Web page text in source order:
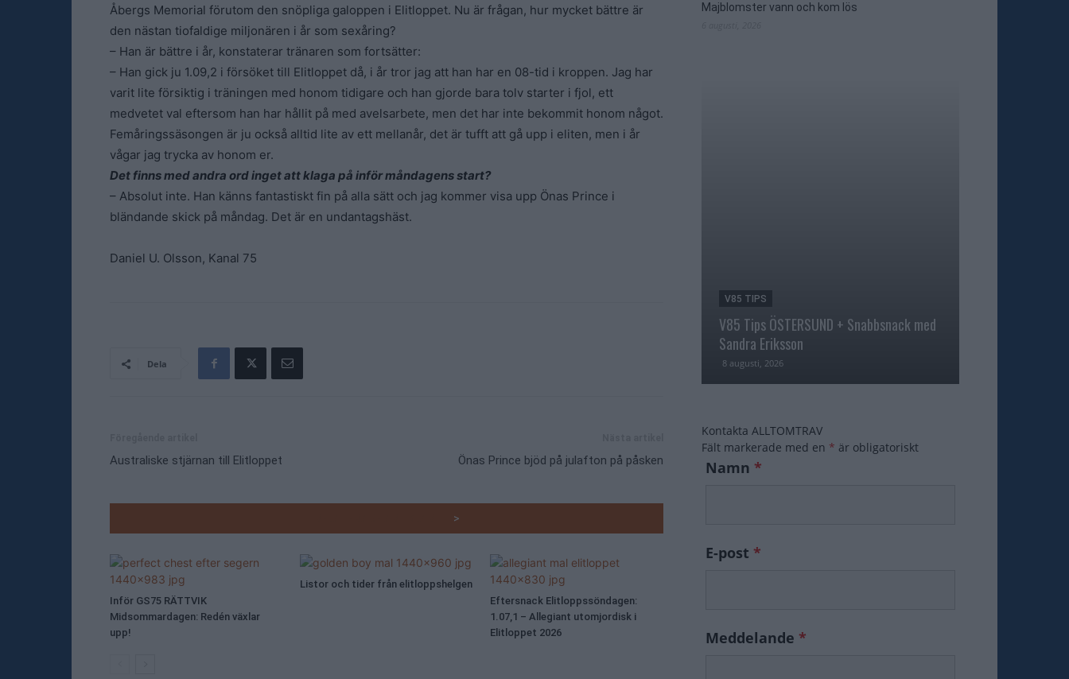
Åbergs Memorial förutom den snöpliga galoppen i Elitloppet. Nu är frågan, hur mycket bättre är
den nästan tiofaldige miljonären i år som sexåring?
– Han är bättre i år, konstaterar tränaren som fortsätter:
– Han gick ju 1.09,2 i försöket till Elitloppet då, i år tror jag att han har en 08-tid i kroppen. Jag har
varit lite försiktig i träningen med honom tidigare och han gjorde bara tolv starter i fjol, ett
medvetet val eftersom han har hållit på med avelsarbete, men det har inte bekommit honom något.
Femåringssäsongen är ju också alltid lite av ett mellanår, det är tufft att gå upp i eliten, men i år
vågar jag trycka av honom er.
Det finns med andra ord inget att klaga på inför måndagens start?
– Absolut inte. Han känns fantastiskt fin på alla sätt och jag kommer visa upp Önas Prince i
bländande skick på måndag. Det är en undantagshäst.
Daniel U. Olsson, Kanal 75
Dela
Australiske stjärnan till Elitloppet Önas Prince bjöd på julafton på påsken
>
Inför GS75 RÄTTVIK
Midsommardagen: Redén växlar
upp!
Listor och tider från elitloppshelgen
Eftersnack Elitloppssöndagen:
1.07,1 – Allegiant utomjordisk i
Elitloppet 2026
Majblomster vann och kom lös
V85 TIPS
V85 Tips ÖSTERSUND + Snabbsnack med
Sandra Eriksson
8 augusti, 2026
Kontakta ALLTOMTRAV
Fält markerade med en * är obligatoriskt
Namn *
E-post *
Meddelande *